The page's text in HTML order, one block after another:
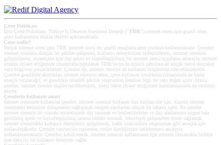
Çerez Politikası
İşbu Çerez Politikası, Türkiye İç Denetim Enstitüsü Derneği (" TİDE ") internet sitesi için geçerli olup,
çerez kullanımına ilişkin ilkeleri açıklamaktadır.
Çerez nedir?
Birçok internet sitesi gibi TİDE internet sitesi de, çeşitli amaçlarla çerez (cookie) kullanmaktadır. Çerezler;
internet sitesinin düzgün bir şekilde çalışması, kullanıcı deneyiminin iyileştirilmesi, internet sitesinin
geliştirilmesi, ziyaretçiler için ilgi çekici ve kişiselleştirilmiş bir internet sitesi/uygulama amacıyla, internet
sitesini ziyaret ettiğinizde cihazınızda depolanan TİDE’ye ya da üçüncü şahıslara ait küçük metin dosyaları
veya bilgi/veri parçacıklarıdır. Çerezler ile, internet sitesine ait kullanım bilgileriniz elde edilmektedir.
Çerezler genellikle alındıkları internet sitesinin adını, çerez kullanım ömürlerini (cihazınızda ne kadar
süreyle tutulacağı), ve genellikle tesadüfî şekilde oluşturulan kendine özgü bir sayı değeri içerir. Ayrıca
çerezler, internet sitesine ilişkin tercihlerinizin, siteyi tekrar ziyaret ettiğinizde hatırlanmasında da yardımcı
olurlar.
Çerezlerin kullanım amacı
Internet sitemizde kullanılan çerezler, internet sitemizi kullanan tüm kullanıcılar için, kişinin internet
sitesindeki kesintisiz dolaşmasını sağlayacak rastgele sayılardan oluşan bir rakamı içerir. Bu çerezler
internet sitemizi bir sonraki ziyaretinizde sizi tanımak ve beklentilerinize ve ilgi alanlarınıza uygun hale
getirilmiş içerik ve kişiselleştirilmiş tarama imkânı sunmak, teknolojik gelişmelere uyum sağlamak,
internet sitemizdeki kullanıcı deneyimini geliştirmek, trafik istatistikleri oluşturmak gibi amaçlar için
kullanılmaktadır. Çerezler vasıtasıyla toplanılan veriler kimliğinizin belirlenmesi amacıyla
kullanılmamaktadır. Çerezleri kabul etmek, internet sitemizi kullanmanız için zorunlu olmamakla birlikte
size daha iyi bir kullanıcı deneyimi sağlar.